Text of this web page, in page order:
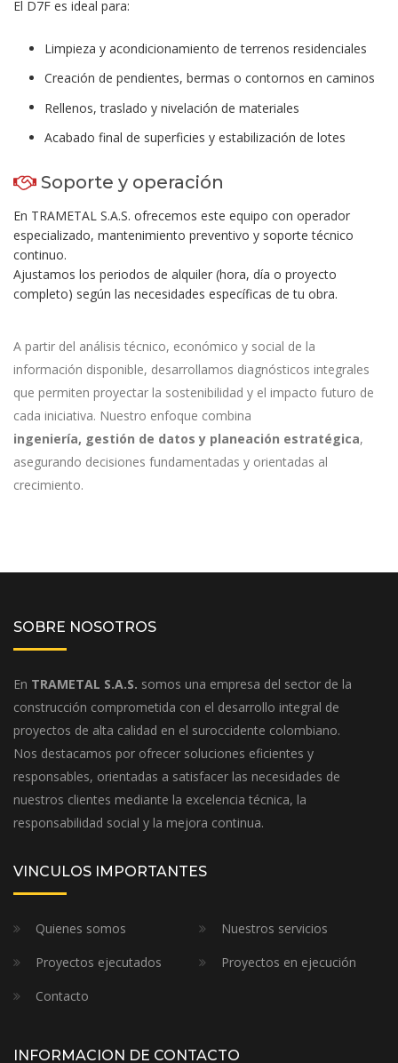
El D7F es ideal para:
Limpieza y acondicionamiento de terrenos residenciales
Creación de pendientes, bermas o contornos en caminos
Rellenos, traslado y nivelación de materiales
Acabado final de superficies y estabilización de lotes
Soporte y operación
En TRAMETAL S.A.S. ofrecemos este equipo con operador
especializado, mantenimiento preventivo y soporte técnico
continuo.
Ajustamos los periodos de alquiler (hora, día o proyecto
completo) según las necesidades específicas de tu obra.
A partir del análisis técnico, económico y social de la
información disponible, desarrollamos diagnósticos integrales
que permiten proyectar la sostenibilidad y el impacto futuro de
cada iniciativa. Nuestro enfoque combina
ingeniería, gestión de datos y planeación estratégica,
asegurando decisiones fundamentadas y orientadas al
crecimiento.
SOBRE NOSOTROS
En TRAMETAL S.A.S. somos una empresa del sector de la
construcción comprometida con el desarrollo integral de
proyectos de alta calidad en el suroccidente colombiano.
Nos destacamos por ofrecer soluciones eficientes y
responsables, orientadas a satisfacer las necesidades de
nuestros clientes mediante la excelencia técnica, la
responsabilidad social y la mejora continua.
VINCULOS IMPORTANTES
Quienes somos
Nuestros servicios
Proyectos ejecutados
Proyectos en ejecución
Contacto
INFORMACION DE CONTACTO